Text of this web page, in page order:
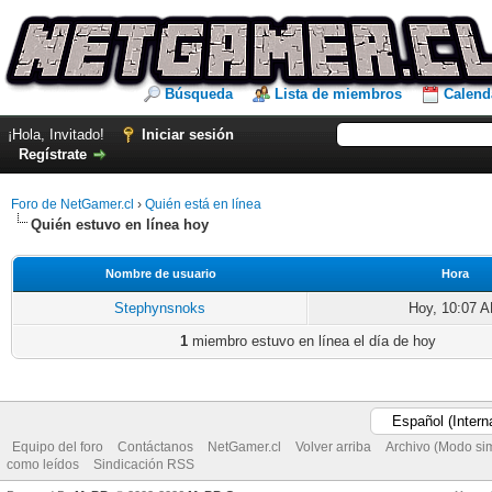
Búsqueda Lista de miembros
¡Hola, Invitado!
Iniciar sesión
Regístrate
Foro de NetGamer.cl › Quién está en línea
Quién estuvo en línea hoy
Nombre de usuario Hora
Stephynsnoks
Hoy, 10:07
1miembro estuvo en línea el día de hoy
Equipo del foro Contáctanos NetGamer.cl Volver arriba
Archivo (Modo
como leídos
Sindicación RSS